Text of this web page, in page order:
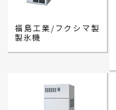
福島工業/フクシマ製
製氷機